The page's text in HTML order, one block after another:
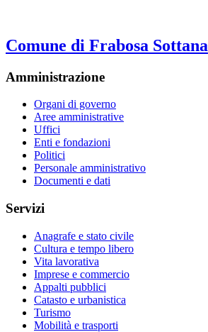
Comune di Frabosa Sottana
Amministrazione
Organi di governo
Aree amministrative
Uffici
Enti e fondazioni
Politici
Personale amministrativo
Documenti e dati
Servizi
Anagrafe e stato civile
Cultura e tempo libero
Vita lavorativa
Imprese e commercio
Appalti pubblici
Catasto e urbanistica
Turismo
Mobilità e trasporti